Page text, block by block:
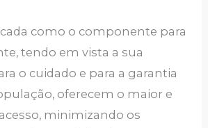
como o componente para
tendo em vista a sua
o cuidado e para a garantia
oferecem o maior e
minimizando os